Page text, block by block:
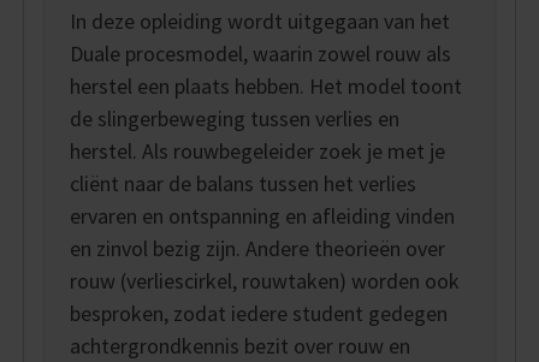
In deze opleiding wordt uitgegaan van het
Duale procesmodel, waarin zowel rouw als
herstel een plaats hebben. Het model toont
de slingerbeweging tussen verlies en
herstel. Als rouwbegeleider zoek je met je
cliënt naar de balans tussen het verlies
ervaren en ontspanning en afleiding vinden
en zinvol bezig zijn. Andere theorieën over
rouw (verliescirkel, rouwtaken) worden ook
besproken, zodat iedere student gedegen
achtergrondkennis bezit over rouw en